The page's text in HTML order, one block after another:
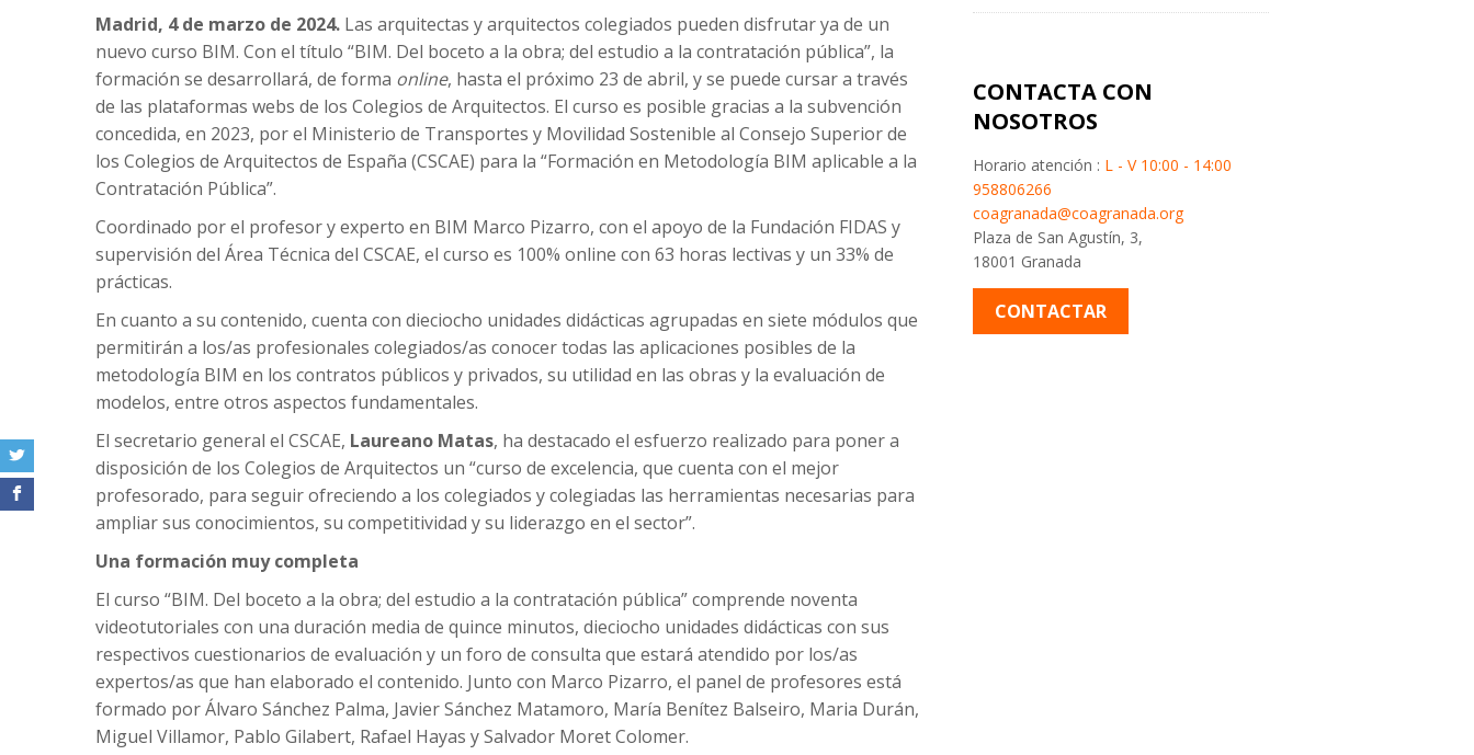
Madrid, 4 de marzo de 2024. Las arquitectas y arquitectos colegiados pueden disfrutar ya de un
nuevo curso BIM. Con el título “BIM. Del boceto a la obra; del estudio a la contratación pública”, la
formación se desarrollará, de forma online, hasta el próximo 23 de abril, y se puede cursar a través
de las plataformas webs de los Colegios de Arquitectos. El curso es posible gracias a la subvención
concedida, en 2023, por el Ministerio de Transportes y Movilidad Sostenible al Consejo Superior de
los Colegios de Arquitectos de España (CSCAE) para la “Formación en Metodología BIM aplicable a la
Contratación Pública”.
Coordinado por el profesor y experto en BIM Marco Pizarro, con el apoyo de la Fundación FIDAS y
supervisión del Área Técnica del CSCAE, el curso es 100% online con 63 horas lectivas y un 33% de
prácticas.
En cuanto a su contenido, cuenta con dieciocho unidades didácticas agrupadas en siete módulos que
permitirán a los/as profesionales colegiados/as conocer todas las aplicaciones posibles de la
metodología BIM en los contratos públicos y privados, su utilidad en las obras y la evaluación de
modelos, entre otros aspectos fundamentales.
El secretario general el CSCAE, Laureano Matas, ha destacado el esfuerzo realizado para poner a
disposición de los Colegios de Arquitectos un “curso de excelencia, que cuenta con el mejor
profesorado, para seguir ofreciendo a los colegiados y colegiadas las herramientas necesarias para
ampliar sus conocimientos, su competitividad y su liderazgo en el sector”.
Una formación muy completa
El curso “BIM. Del boceto a la obra; del estudio a la contratación pública” comprende noventa
videotutoriales con una duración media de quince minutos, dieciocho unidades didácticas con sus
respectivos cuestionarios de evaluación y un foro de consulta que estará atendido por los/as
expertos/as que han elaborado el contenido. Junto con Marco Pizarro, el panel de profesores está
formado por Álvaro Sánchez Palma, Javier Sánchez Matamoro, María Benítez Balseiro, Maria Durán,
Miguel Villamor, Pablo Gilabert, Rafael Hayas y Salvador Moret Colomer.
CONTACTA CON
NOSOTROS
Horario atención : L - V 10:00 - 14:00
958806266
coagranada@coagranada.org
Plaza de San Agustín, 3,
18001 Granada
CONTACTAR